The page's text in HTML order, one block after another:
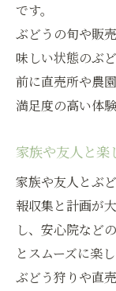
です。
ぶどうの旬や販
味しい状態のぶ
前に直売所や農
満足度の高い体
家族や友人と楽
家族や友人とぶ
報収集と計画が
し、安心院など
とスムーズに楽し
ぶどう狩りや直